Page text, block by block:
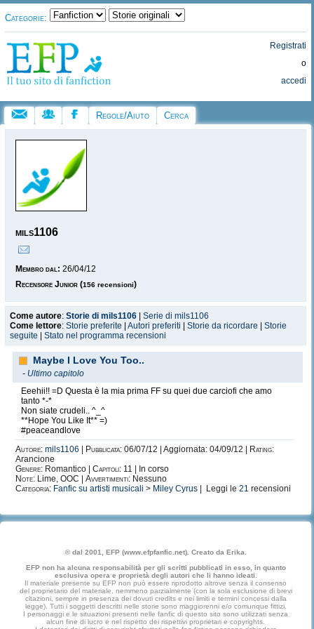
Categorie:
Registrati
o
accedi
Regole/Aiuto Cerca
mils1106
Membro dal: 26/04/12
Recensore Junior (156 recensioni)
Come autore: Storie di mils1106
Serie di mils1106
Come lettore: Storie preferite Autori preferiti Storie da ricordare
Storie
seguite
Stato nel programma recensioni
Maybe I Love You Too..
- Ultimo capitolo
Eeehii!! =D Questa è la mia prima FF su quei due carciofi che amo
tanto *-*
Non siate crudeli.. ^_^
**Hope You Like It** =)
#peaceandlove
Autore: mils1106 Pubblicata: 06/07/12 | Aggiornata: 04/09/12 |
Rating:
Arancione
Genere: Romantico | Capitoli: 11 | In corso
Note: Lime, OOC | Avvertimenti: Nessuno
Categoria: Fanfic su artisti musicali > Miley Cyrus | Leggi le 21 recensioni
© dal 2001, EFP (www.efpfanfic.net). Creato da Erika.
EFP non ha alcuna responsabilità per gli scritti pubblicati in esso, in quanto
esclusiva opera e proprietà degli autori che li hanno ideati.
Il materiale presente su EFP non può essere riprodotto altrove senza il consenso
del proprietario del materiale, nemmeno parzialmente (con la sola esclusione di brevi
citazioni, sempre in presenza dei dovuti credits e nei limiti e termini concessi dalla
legge). Tutti i soggetti descritti nelle storie sono maggiorenni e/o comunque fittizi.
I personaggi e le situazioni presenti nelle fanfic di questo sito sono utilizzati senza
alcun fine di lucro e nel rispetto dei rispettivi proprietari e copyrights.